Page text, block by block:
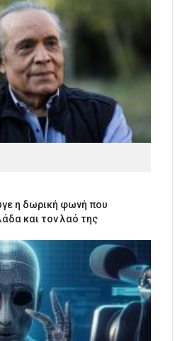
η δωρική φωνή που
και τον λαό της